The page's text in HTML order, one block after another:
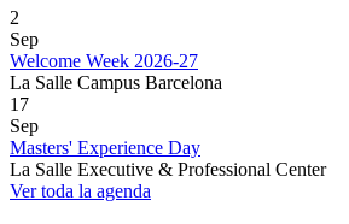
2
Sep
Welcome Week 2026-27
La Salle Campus Barcelona
17
Sep
Masters' Experience Day
La Salle Executive & Professional Center
Ver toda la agenda